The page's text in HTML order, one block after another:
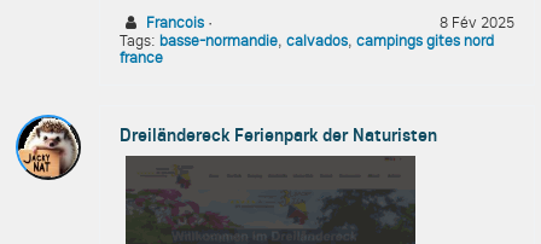
Francois 8 Fév 2025
·
Tags: basse-normandie, calvados, campings gites nord
france
Dreiländereck Ferienpark der Naturisten